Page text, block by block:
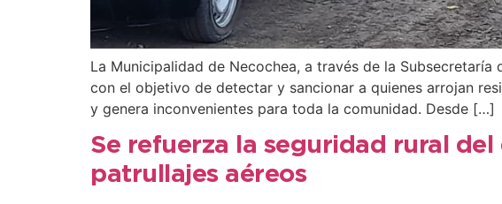
La Municipalidad de Necochea, a través de la
con el objetivo de detectar y sancionar a quienes arrojan
y genera inconvenientes para toda la comunidad. Desde […]
Se refuerza la seguridad rural
patrullajes aéreos